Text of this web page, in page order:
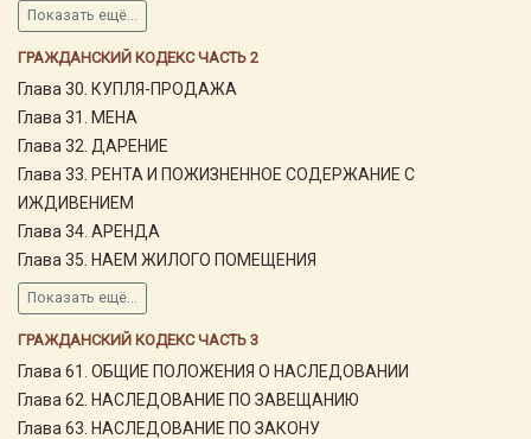
Показать ещё...
ГРАЖДАНСКИЙ КОДЕКС ЧАСТЬ 2
Глава 30. КУПЛЯ-ПРОДАЖА
Глава 31. МЕНА
Глава 32. ДАРЕНИЕ
Глава 33. РЕНТА И ПОЖИЗНЕННОЕ СОДЕРЖАНИЕ С
ИЖДИВЕНИЕМ
Глава 34. АРЕНДА
Глава 35. НАЕМ ЖИЛОГО ПОМЕЩЕНИЯ
Показать ещё...
ГРАЖДАНСКИЙ КОДЕКС ЧАСТЬ 3
Глава 61. ОБЩИЕ ПОЛОЖЕНИЯ О НАСЛЕДОВАНИИ
Глава 62. НАСЛЕДОВАНИЕ ПО ЗАВЕЩАНИЮ
Глава 63. НАСЛЕДОВАНИЕ ПО ЗАКОНУ